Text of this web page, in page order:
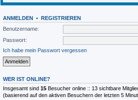
ANMELDEN • REGISTRIEREN
Benutzername:
Passwort:
Ich habe mein Passwort vergessen
WER IST ONLINE?
Insgesamt sind 15 Besucher online :: 13 sichtbare
(basierend auf den aktiven Besuchern der letzten 5